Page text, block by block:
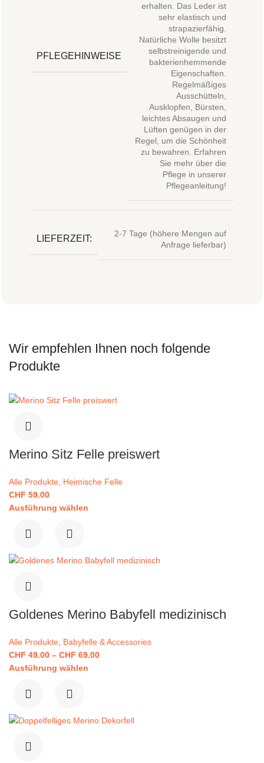
PFLEGEHINWEISE
erhalten. Das Leder ist
sehr elastisch und
strapazierfähig.
Natürliche Wolle besitzt
selbstreinigende und
bakterienhemmende
Eigenschaften.
Regelmäßiges
Ausschütteln,
Ausklopfen, Bürsten,
leichtes Absaugen und
Lüften genügen in der
Regel, um die Schönheit
zu bewahren. Erfahren
Sie mehr über die
Pflege in unserer
Pflegeanleitung!
LIEFERZEIT:
2-7 Tage (höhere Mengen auf
Anfrage lieferbar)
Wir empfehlen Ihnen noch folgende
Produkte
Merino Sitz Felle preiswert
Alle Produkte Heimische Felle
CHF 59.00
Ausführung wählen
Goldenes Merino Babyfell medizinisch
Alle Produkte Babyfelle & Accessories
CHF 49.00 – CHF 69.00
Ausführung wählen